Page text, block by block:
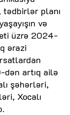
tədbirlər planı
və
üzrə 2024-
ərazi
artıq ailə
şəhərləri,
Xocalı